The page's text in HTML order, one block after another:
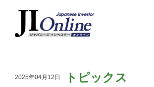
2025年04月12日 トピックス